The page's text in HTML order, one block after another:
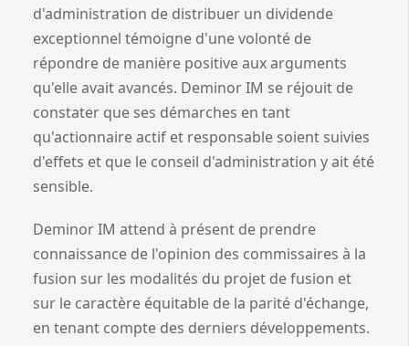
d'administration de distribuer un dividende
exceptionnel témoigne d'une volonté de
répondre de manière positive aux arguments
qu'elle avait avancés. Deminor IM se réjouit de
constater que ses démarches en tant
qu'actionnaire actif et responsable soient suivies
d'effets et que le conseil d'administration y ait été
sensible.
Deminor IM attend à présent de prendre
connaissance de l'opinion des commissaires à la
fusion sur les modalités du projet de fusion et
sur le caractère équitable de la parité d'échange,
en tenant compte des derniers développements.